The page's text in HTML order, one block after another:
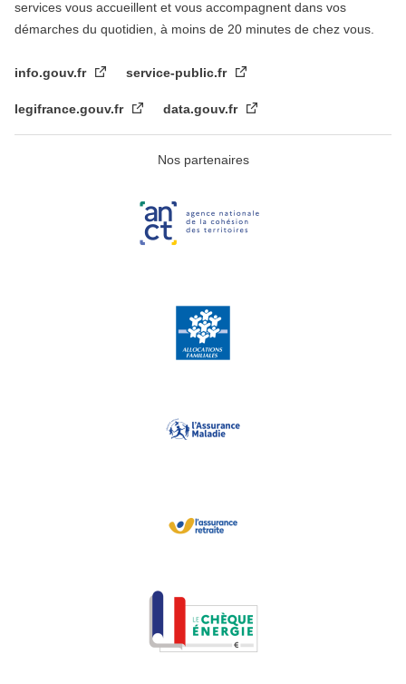
services vous accueillent et vous accompagnent dans vos
démarches du quotidien, à moins de 20 minutes de chez vous.
info.gouv.fr service-public.fr
legifrance.gouv.fr data.gouv.fr
Nos partenaires